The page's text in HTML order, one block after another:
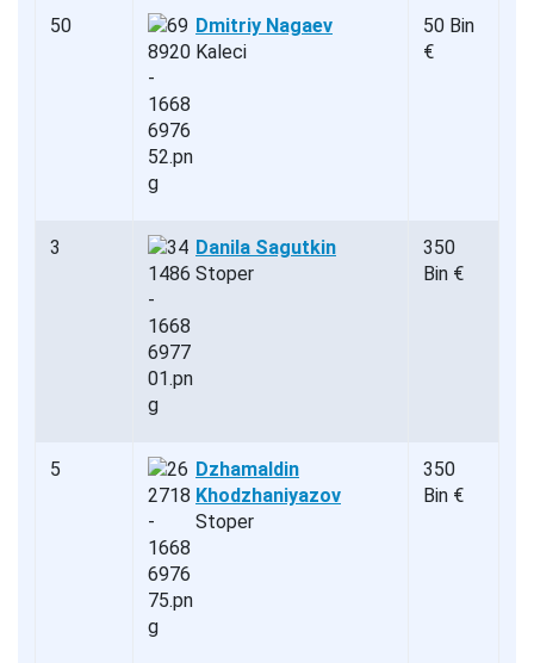
50
Dmitriy Nagaev
Kaleci
50 Bin
€
3
Danila Sagutkin
Stoper
350
Bin €
5
Dzhamaldin
Khodzhaniyazov
Stoper
350
Bin €